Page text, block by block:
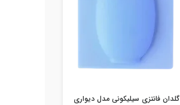
گلدان فانتزی سیلیکونی مدل دیواری